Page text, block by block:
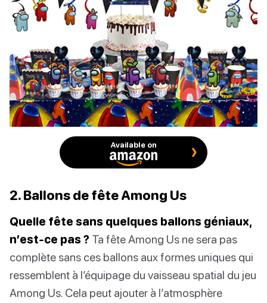
Available on
2. Ballons de fête Among Us
Quelle fête sans quelques ballons géniaux,
n’est-ce pas ? Ta fête Among Us ne sera pas
complète sans ces ballons aux formes uniques qui
ressemblent à l’équipage du vaisseau spatial du jeu
Among Us. Cela peut ajouter à l’atmosphère